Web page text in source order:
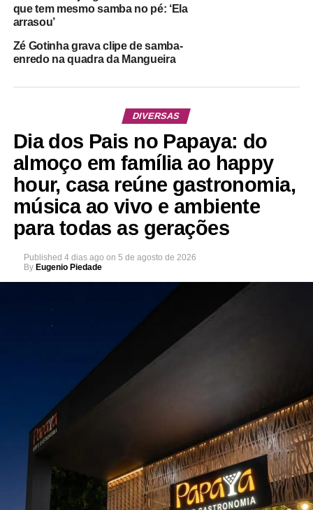
que tem mesmo samba no pé: ‘Ela
arrasou’
Zé Gotinha grava clipe de samba-
enredo na quadra da Mangueira
DIVERSAS
Dia dos Pais no Papaya: do
almoço em família ao happy
hour, casa reúne gastronomia,
música ao vivo e ambiente
para todas as gerações
Published 4 dias ago on 5 de agosto de 2026
By Eugenio Piedade